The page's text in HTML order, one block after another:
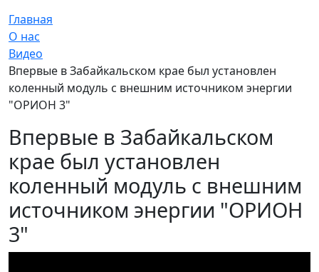
Главная
О нас
Видео
Впервые в Забайкальском крае был установлен
коленный модуль с внешним источником энергии
"ОРИОН 3"
Впервые в Забайкальском
крае был установлен
коленный модуль с внешним
источником энергии "ОРИОН
3"